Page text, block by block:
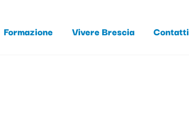
Formazione Vivere Brescia Contatti